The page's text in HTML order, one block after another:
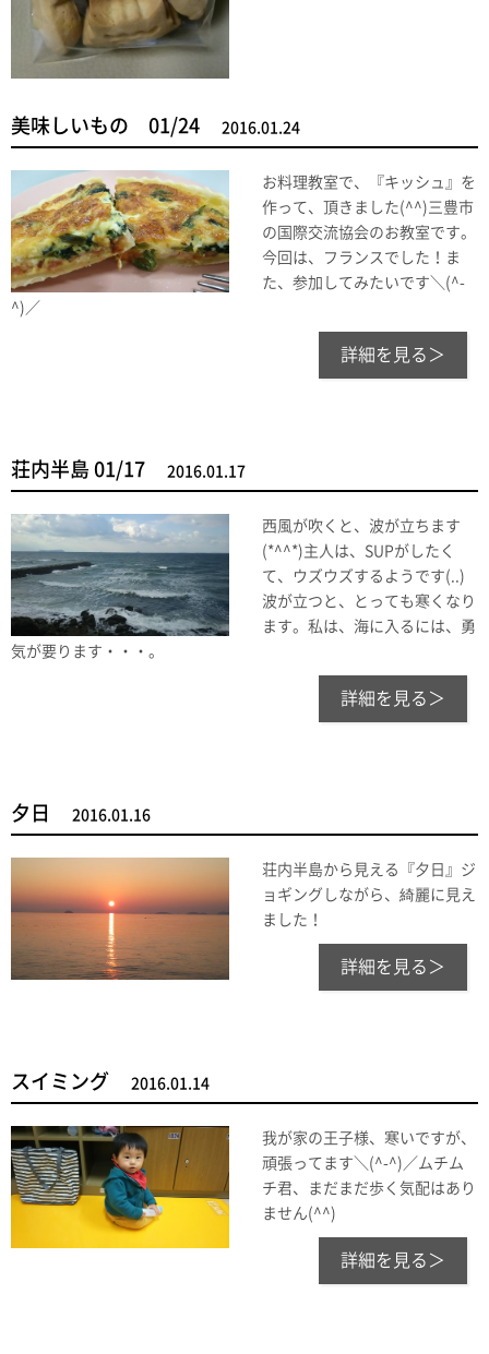
美味しいもの 01/24 2016.01.24
お料理教室で、『キッシュ』を
作って、頂きました(^^)三豊市
の国際交流協会のお教室です。
今回は、フランスでした！ま
た、参加してみたいです＼(^-
^)／
詳細を見る＞
荘内半島 01/17 2016.01.17
西風が吹くと、波が立ちます
(*^^*)主人は、SUPがしたく
て、ウズウズするようです(..)
波が立つと、とっても寒くなり
ます。私は、海に入るには、勇
気が要ります・・・。
詳細を見る＞
夕日 2016.01.16
荘内半島から見える『夕日』ジ
ョギングしながら、綺麗に見え
ました！
詳細を見る＞
スイミング 2016.01.14
我が家の王子様、寒いですが、
頑張ってます＼(^-^)／ムチム
チ君、まだまだ歩く気配はあり
ません(^^)
詳細を見る＞